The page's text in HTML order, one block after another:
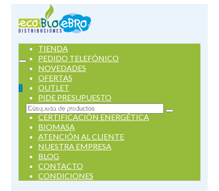
0
Buscar
por:
TIENDA
PEDIDO TELEFÓNICO
NOVEDADES
OFERTAS
OUTLET
PIDE PRESUPUESTO
SERVICIOS
CERTIFICACIÓN ENERGÉTICA
BIOMASA
ATENCIÓN AL CLIENTE
NUESTRA EMPRESA
BLOG
CONTACTO
CONDICIONES